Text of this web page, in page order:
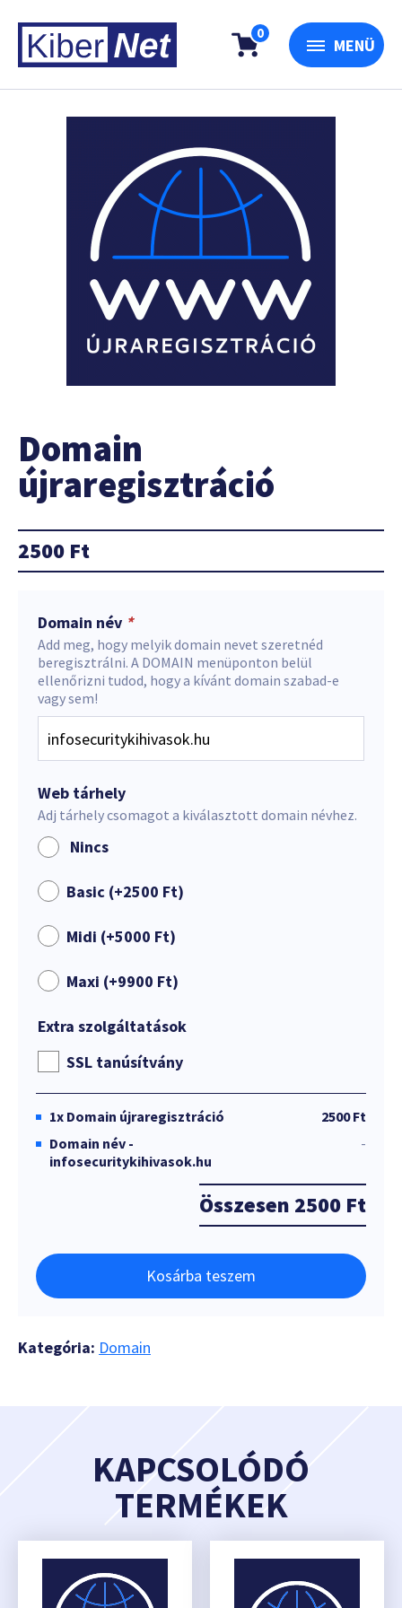
0
MENÜ
Domain
újraregisztráció
2500 Ft
Domain név *
Add meg, hogy melyik domain nevet szeretnéd
beregisztrálni. A DOMAIN menüponton belül
ellenőrizni tudod, hogy a kívánt domain szabad-e
vagy sem!
Web tárhely
Adj tárhely csomagot a kiválasztott domain névhez.
Nincs
Basic (+2500 Ft)
Midi (+5000 Ft)
Maxi (+9900 Ft)
Extra szolgáltatások
SSL tanúsítvány
1x Domain újraregisztráció
2500 Ft
Domain név -
infosecuritykihivasok.hu
-
Összesen 2500 Ft
Kosárba teszem
Kategória: Domain
KAPCSOLÓDÓ
TERMÉKEK